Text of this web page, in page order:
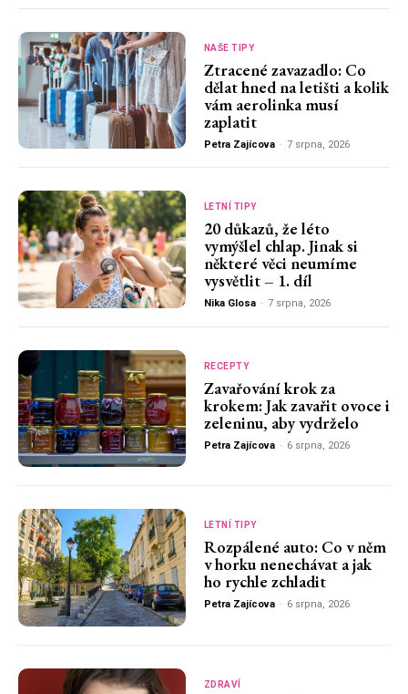
NAŠE TIPY
Ztracené zavazadlo: Co
dělat hned na letišti a kolik
vám aerolinka musí
zaplatit
Petra Zajícova - 7 srpna, 2026
LETNÍ TIPY
20 důkazů, že léto
vymýšlel chlap. Jinak si
některé věci neumíme
vysvětlit – 1. díl
Nika Glosa - 7 srpna, 2026
RECEPTY
Zavařování krok za
krokem: Jak zavařit ovoce i
zeleninu, aby vydrželo
Petra Zajícova - 6 srpna, 2026
LETNÍ TIPY
Rozpálené auto: Co v něm
v horku nenechávat a jak
ho rychle zchladit
Petra Zajícova - 6 srpna, 2026
ZDRAVÍ